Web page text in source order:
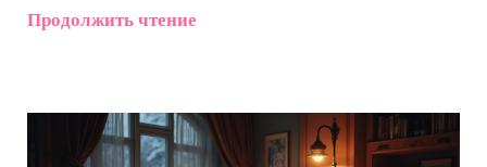
разных возрастов и стилей жизни. Чтение может стать
Продолжить чтение